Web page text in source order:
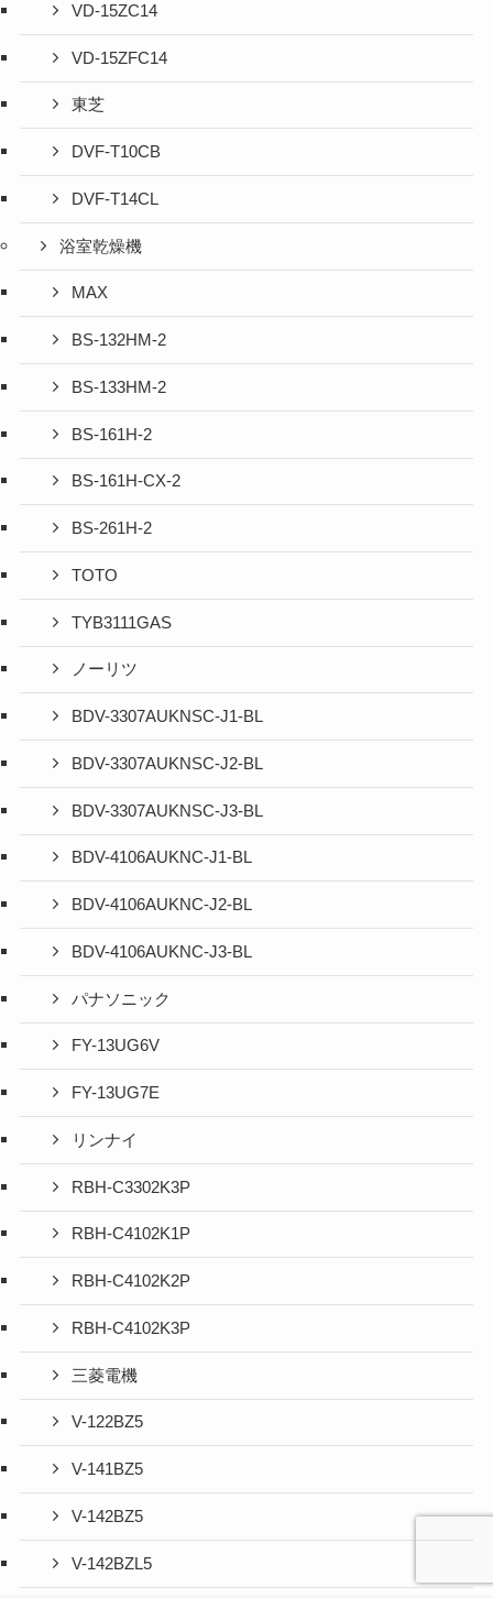
VD-15ZC14
VD-15ZFC14
東芝
DVF-T10CB
DVF-T14CL
浴室乾燥機
MAX
BS-132HM-2
BS-133HM-2
BS-161H-2
BS-161H-CX-2
BS-261H-2
TOTO
TYB3111GAS
ノーリツ
BDV-3307AUKNSC-J1-BL
BDV-3307AUKNSC-J2-BL
BDV-3307AUKNSC-J3-BL
BDV-4106AUKNC-J1-BL
BDV-4106AUKNC-J2-BL
BDV-4106AUKNC-J3-BL
パナソニック
FY-13UG6V
FY-13UG7E
リンナイ
RBH-C3302K3P
RBH-C4102K1P
RBH-C4102K2P
RBH-C4102K3P
三菱電機
V-122BZ5
V-141BZ5
V-142BZ5
V-142BZL5